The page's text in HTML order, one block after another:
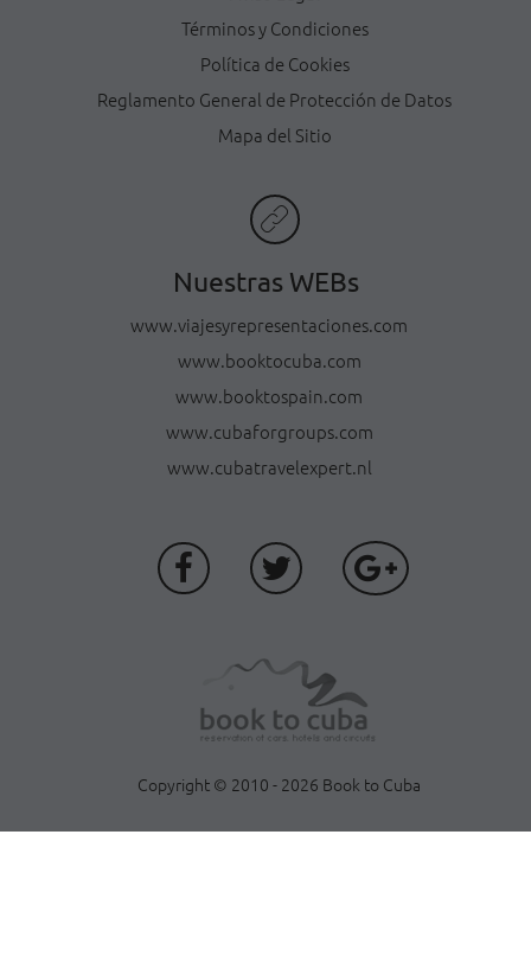
Términos y Condiciones
Política de Cookies
Reglamento General de Protección de Datos
Mapa del Sitio
Nuestras WEBs
www.viajesyrepresentaciones.com
www.booktocuba.com
www.booktospain.com
www.cubaforgroups.com
www.cubatravelexpert.nl
Copyright © 2010 - 2026 Book to Cuba